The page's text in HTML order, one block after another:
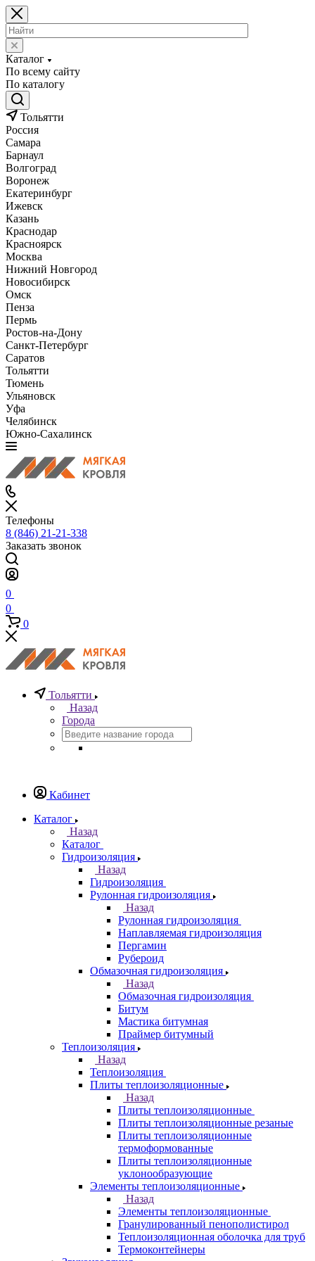
Каталог
По всему сайту
По каталогу
Тольятти
Россия
Самара
Барнаул
Волгоград
Воронеж
Екатеринбург
Ижевск
Казань
Краснодар
Красноярск
Москва
Нижний Новгород
Новосибирск
Омск
Пенза
Пермь
Ростов-на-Дону
Санкт-Петербург
Саратов
Тольятти
Тюмень
Ульяновск
Уфа
Челябинск
Южно-Сахалинск
Телефоны
8 (846) 21-21-338
Заказать звонок
0
0
0
Тольятти
Назад
Города
Кабинет
Каталог
Назад
Каталог
Гидроизоляция
Назад
Гидроизоляция
Рулонная гидроизоляция
Назад
Рулонная гидроизоляция
Наплавляемая гидроизоляция
Пергамин
Рубероид
Обмазочная гидроизоляция
Назад
Обмазочная гидроизоляция
Битум
Мастика битумная
Праймер битумный
Теплоизоляция
Назад
Теплоизоляция
Плиты теплоизоляционные
Назад
Плиты теплоизоляционные
Плиты теплоизоляционные резаные
Плиты теплоизоляционные
термоформованные
Плиты теплоизоляционные
уклонообразующие
Элементы теплоизоляционные
Назад
Элементы теплоизоляционные
Гранулированный пенополистирол
Теплоизоляционная оболочка для труб
Термоконтейнеры